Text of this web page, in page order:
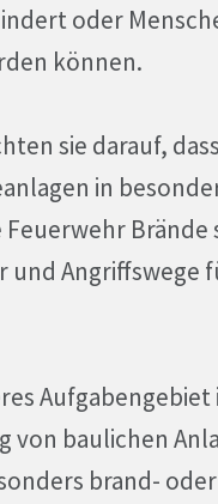
oder
können.
sie darauf,
in
Feuerwehr
und
von baulichen
brand-